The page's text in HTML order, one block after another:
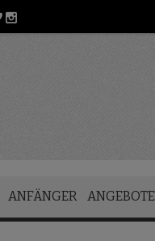
ANFÄNGER ANGEBOTE